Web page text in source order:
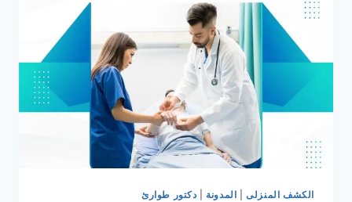
الكشف المنزلى| المدونة دكتور طوارئ